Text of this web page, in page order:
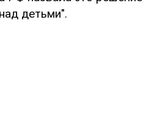
детьми".